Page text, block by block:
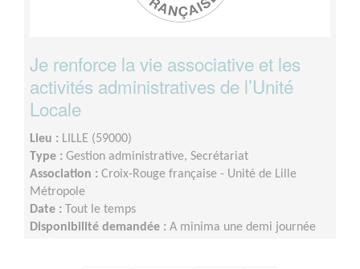
Je renforce la vie associative et les
activités administratives de l’Unité
Locale
Lieu : LILLE (59000)
Type : Gestion administrative, Secrétariat
Association : Croix-Rouge française - Unité de Lille
Métropole
Date : Tout le temps
Disponibilité demandée : A minima une demi journée